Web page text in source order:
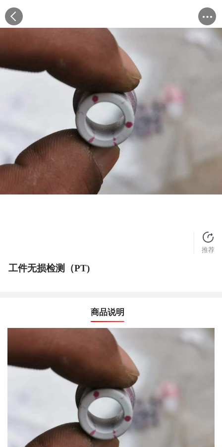
推荐
工件无损检测（PT)
商品说明